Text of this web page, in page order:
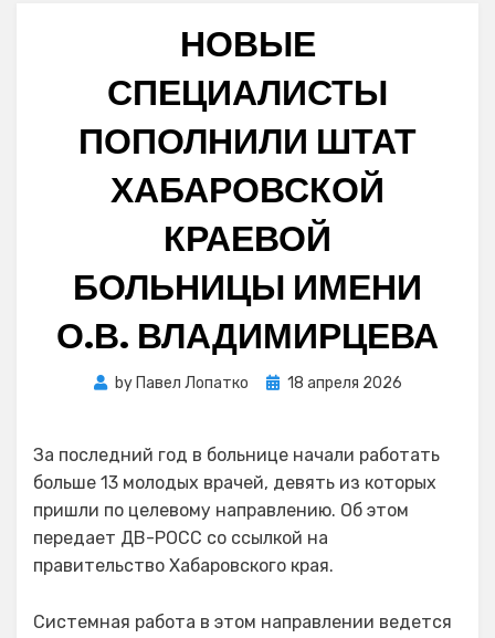
НОВЫЕ
СПЕЦИАЛИСТЫ
ПОПОЛНИЛИ ШТАТ
ХАБАРОВСКОЙ
КРАЕВОЙ
БОЛЬНИЦЫ ИМЕНИ
О.В. ВЛАДИМИРЦЕВА
by Павел Лопатко
Posted
18 апреля 2026
За последний год в больнице начали работать
больше 13 молодых врачей, девять из которых
пришли по целевому направлению. Об этом
передает ДВ-РОСС со ссылкой на
правительство Хабаровского края.
Системная работа в этом направлении ведется